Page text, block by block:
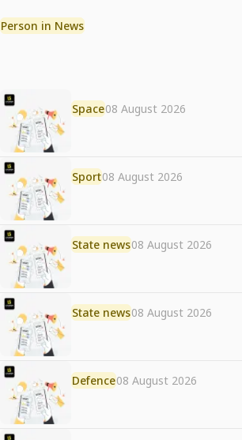
Person in News
Space08 August 2026
Sport08 August 2026
State news08 August 2026
State news08 August 2026
Defence08 August 2026